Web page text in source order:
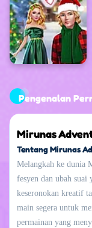
Pengenalan
Mirunas
Tentang Mirunas
Melangkah ke dunia
fesyen dan ubah suai
keseronokan kreatif
main segera untuk
permainan yang